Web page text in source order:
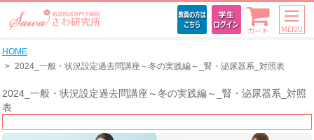
カート MENU
HOME
2024_一般・状況設定過去問講座～冬の実践編～_腎・泌尿器系_対照表
2024_一般・状況設定過去問講座～冬の実践編～_腎・泌尿器系_対照
表